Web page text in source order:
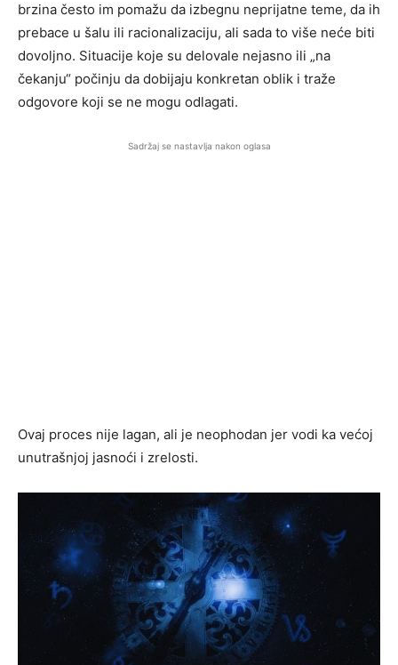
brzina često im pomažu da izbegnu neprijatne teme, da ih
prebace u šalu ili racionalizaciju, ali sada to više neće biti
dovoljno. Situacije koje su delovale nejasno ili „na
čekanju“ počinju da dobijaju konkretan oblik i traže
odgovore koji se ne mogu odlagati.
Sadržaj se nastavlja nakon oglasa
Ovaj proces nije lagan, ali je neophodan jer vodi ka većoj
unutrašnjoj jasnoći i zrelosti.